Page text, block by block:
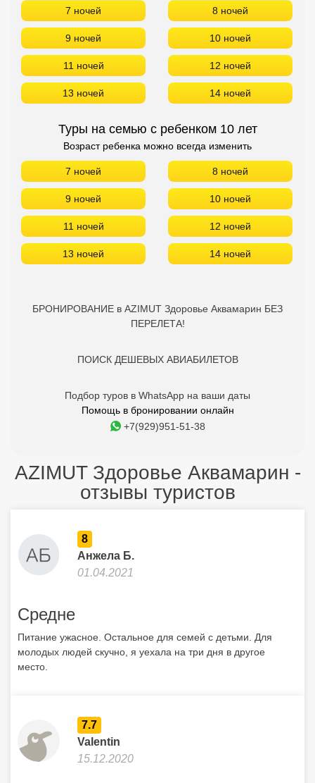
7 ночей 8 ночей
9 ночей 10 ночей
11 ночей 12 ночей
13 ночей 14 ночей
Туры на семью с ребенком 10 лет
Возраст ребенка можно всегда изменить
7 ночей 8 ночей
9 ночей 10 ночей
11 ночей 12 ночей
13 ночей 14 ночей
БРОНИРОВАНИЕ в AZIMUT Здоровье Аквамарин БЕЗ
ПЕРЕЛЕТА!
ПОИСК ДЕШЕВЫХ АВИАБИЛЕТОВ
Подбор туров в WhatsApp на ваши даты
Помощь в бронировании онлайн
+7(929)951-51-38
AZIMUT Здоровье Аквамарин -
отзывы туристов
8
Анжела Б.
01.04.2021
Средне
Питание ужасное. Остальное для семей с детьми. Для
молодых людей скучно, я уехала на три дня в другое
место.
7.7
Valentin
15.12.2020